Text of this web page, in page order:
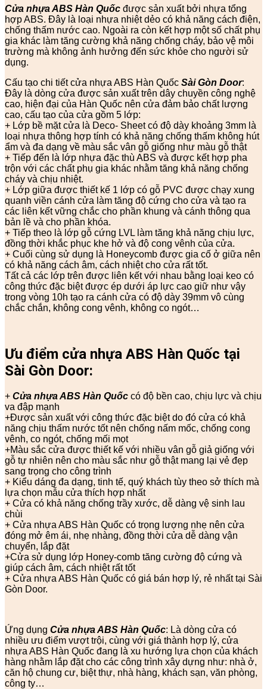
Cửa nhựa ABS Hàn Quốc được sản xuất bởi nhựa tổng
hợp ABS. Đây là loại nhựa nhiệt dẻo có khả năng cách điện,
chống thấm nước cao. Ngoài ra còn kết hợp một số chất phụ
gia khác làm tăng cường khả năng chống cháy, bảo vệ môi
trường mà không ảnh hưởng đến sức khỏe cho người sử
dụng.
Cấu tạo chi tiết cửa nhựa ABS Hàn Quốc Sài Gòn Door:
Đây là dòng cửa được sản xuất trên dây chuyền công nghệ
cao, hiện đại của Hàn Quốc nên cửa đảm bảo chất lượng
cao, cấu tạo của cửa gồm 5 lớp:
+ Lớp bề mặt cửa là Deco- Sheet có độ dày khoảng 3mm là
loại nhựa thông hợp tính có khả năng chống thấm không hút
ẩm và đa dạng về màu sắc vân gỗ giống như màu gỗ thật
+ Tiếp đến là lớp nhựa đặc thù ABS và được kết hợp pha
trộn với các chất phụ gia khác nhằm tăng khả năng chống
cháy và chịu nhiệt.
+ Lớp giữa được thiết kế 1 lớp có gỗ PVC được chạy xung
quanh viền cánh cửa làm tăng độ cứng cho cửa và tạo ra
các liên kết vững chắc cho phần khung và cánh thông qua
bản lề và cho phần khóa.
+ Tiếp theo là lớp gỗ cứng LVL làm tăng khả năng chịu lực,
đồng thời khắc phục khe hở và độ cong vênh của cửa.
+ Cuối cùng sử dụng là Honeycomb được gia cố ở giữa nên
có khả năng cách âm, cách nhiệt cho cửa rất tốt.
Tất cả các lớp trên được liên kết với nhau bằng loại keo có
công thức đặc biệt được ép dưới áp lực cao giữ như vậy
trong vòng 10h tạo ra cánh cửa có độ dày 39mm vô cùng
chắc chắn, không cong vênh, không co ngót…
Ưu điểm cửa nhựa ABS Hàn Quốc tại
Sài Gòn Door:
+ Cửa nhựa ABS Hàn Quốc có độ bền cao, chịu lực và chịu
va đập mạnh
+Được sản xuất với công thức đặc biệt do đó cửa có khả
năng chịu thấm nước tốt nên chống nấm mốc, chống cong
vênh, co ngót, chống mối mọt
+Màu sắc cửa được thiết kế với nhiều vân gỗ giả giống với
gỗ tự nhiên nên cho màu sắc như gỗ thật mang lại vẻ đẹp
sang trọng cho công trình
+ Kiểu dáng đa dạng, tinh tế, quý khách tùy theo sở thích mà
lựa chọn mẫu cửa thích hợp nhất
+ Cửa có khả năng chống trầy xước, dễ dàng vệ sinh lau
chùi
+ Cửa nhựa ABS Hàn Quốc có trọng lượng nhẹ nên cửa
đóng mở êm ái, nhẹ nhàng, đồng thời cửa dễ dàng vận
chuyển, lắp đặt
+Cửa sử dụng lớp Honey-comb tăng cường độ cứng và
giúp cách âm, cách nhiệt rất tốt
+ Cửa nhựa ABS Hàn Quốc có giá bán hợp lý, rẻ nhất tại Sài
Gòn Door.
Ứng dụng Cửa nhựa ABS Hàn Quốc: Là dòng cửa có
nhiều ưu điểm vượt trội, cùng với giá thành hợp lý, cửa
nhựa ABS Hàn Quốc đang là xu hướng lựa chọn của khách
hàng nhằm lắp đặt cho các công trình xây dựng như: nhà ở,
căn hộ chung cư, biệt thự, nhà hàng, khách sạn, văn phòng,
công ty…